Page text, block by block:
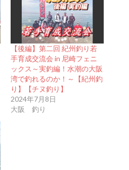
【後編】第二回 紀州釣り若
手育成交流会 in 尼崎フェニ
ックス～実釣編！水潮の大阪
湾で釣れるのか！～【紀州釣
り】【チヌ釣り】
2024年7月8日
大阪 釣り